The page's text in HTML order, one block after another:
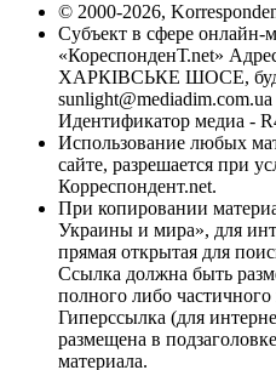
© 2000-2026,
Субъект в сфере онлайн-
«КореспонденТ.net»
ХАРКІВСЬКЕ ШОСЕ,
sunlight@mediadim.com.ua
Идентификатор медиа -
Использование любых
сайте, разрешается при
Корреспондент.net.
При копировании
Украины и мира», для
прямая открытая для
Ссылка должна быть
полного либо
Гиперссылка (для
размещена в
материала.